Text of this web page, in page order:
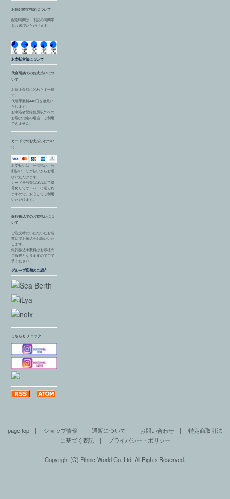
お届け時間指定について
配送時間は、下記の時間帯
をお選びいただけます。
お支払方法について
代金引換でのお支払いにつ
いて
お買上金額に関わらず一律
で、
代引手数料440円を頂戴い
たします。
お申込者登録住所以外への
お届け指定の場合、ご利用
できません。
カードでのお支払いについ
て
お支払いは、一括払い、分
割払い、リボ払いからお選
びいただけます。
カード番号等はSSLにて暗
号化してサーバーに送られ
ますので、安心してご利用
いただけます。
銀行振込でのお支払いにつ
いて
ご注文時にいただいたお名
前にてお振込をお願いいた
します。
銀行振込手数料はお客様の
ご負担となりますのでご了
承ください。
グループ店舗のご紹介
こちらも チェック！
page top | ショップ情報 | 通販について | お問い合わせ | 特定商取引法
に基づく表記| プライバシー・ポリシー
Copyright (C) Ethnic World Co.,Ltd. All Rights Reserved.